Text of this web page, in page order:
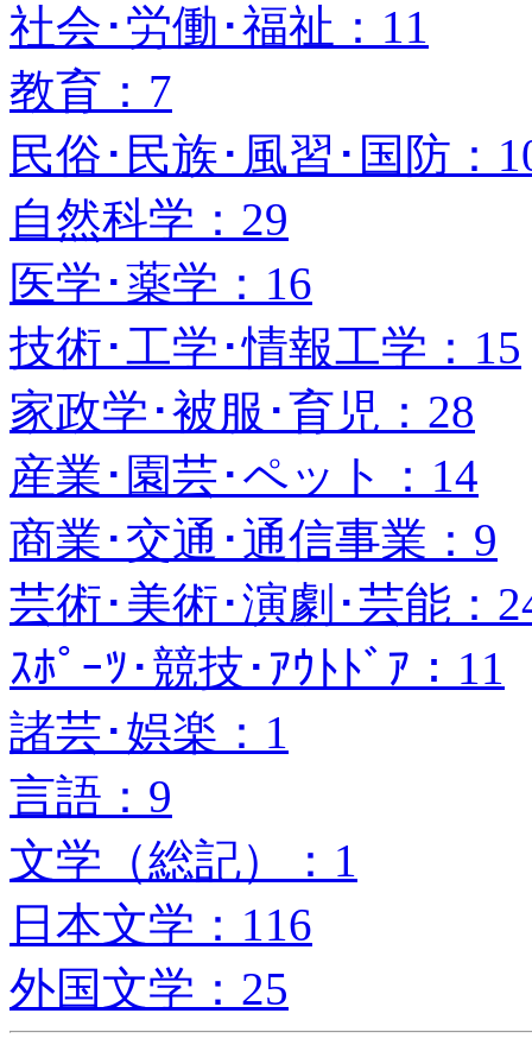
社会･労働･福祉：11
教育：7
民俗･民族･風習･国防：
自然科学：29
医学･薬学：16
技術･工学･情報工学：15
家政学･被服･育児：28
産業･園芸･ペット：14
商業･交通･通信事業：9
芸術･美術･演劇･芸能：
ｽﾎﾟｰﾂ･競技･ｱｳﾄﾄﾞｱ：11
諸芸･娯楽：1
言語：9
文学（総記）：1
日本文学：116
外国文学：25